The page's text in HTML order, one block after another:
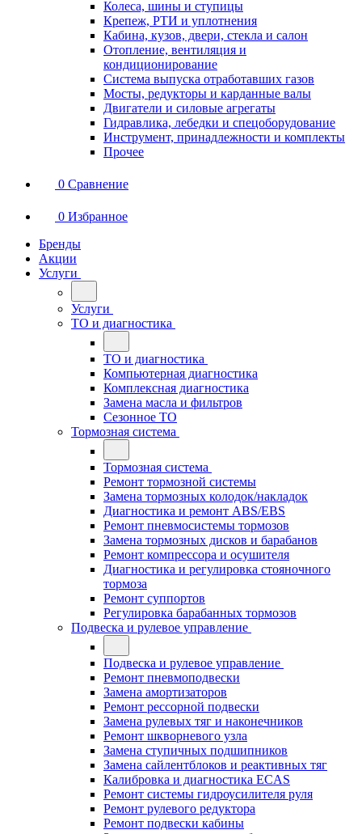
Колеса, шины и ступицы
Крепеж, РТИ и уплотнения
Кабина, кузов, двери, стекла и салон
Отопление, вентиляция и
кондиционирование
Система выпуска отработавших газов
Мосты, редукторы и карданные валы
Двигатели и силовые агрегаты
Гидравлика, лебедки и спецоборудование
Инструмент, принадлежности и комплекты
Прочее
0 Сравнение
0 Избранное
Бренды
Акции
Услуги
Услуги
ТО и диагностика
ТО и диагностика
Компьютерная диагностика
Комплексная диагностика
Замена масла и фильтров
Сезонное ТО
Тормозная система
Тормозная система
Ремонт тормозной системы
Замена тормозных колодок/накладок
Диагностика и ремонт ABS/EBS
Ремонт пневмосистемы тормозов
Замена тормозных дисков и барабанов
Ремонт компрессора и осушителя
Диагностика и регулировка стояночного
тормоза
Ремонт суппортов
Регулировка барабанных тормозов
Подвеска и рулевое управление
Подвеска и рулевое управление
Ремонт пневмоподвески
Замена амортизаторов
Ремонт рессорной подвески
Замена рулевых тяг и наконечников
Ремонт шкворневого узла
Замена ступичных подшипников
Замена сайлентблоков и реактивных тяг
Калибровка и диагностика ECAS
Ремонт системы гидроусилителя руля
Ремонт рулевого редуктора
Ремонт подвески кабины